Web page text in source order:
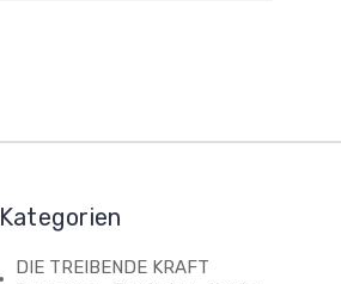
Kategorien
DIE TREIBENDE KRAFT